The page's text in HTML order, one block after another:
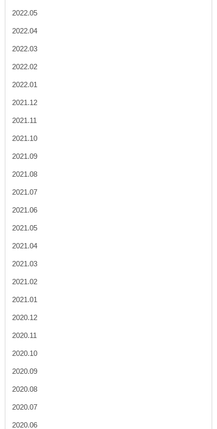
2022.05
2022.04
2022.03
2022.02
2022.01
2021.12
2021.11
2021.10
2021.09
2021.08
2021.07
2021.06
2021.05
2021.04
2021.03
2021.02
2021.01
2020.12
2020.11
2020.10
2020.09
2020.08
2020.07
2020.06